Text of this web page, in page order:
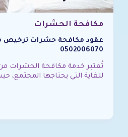
مكافحة الحشرات
عقود مكافحة حشرات ترخيص
0502006070
تُعتبر خدمة مكافحة الحشرات
للغاية التي يحتاجها المجتمع،